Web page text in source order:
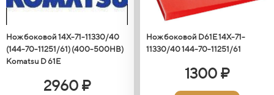
Нож боковой 14X-71-11330/40
(144-70-11251/61) (400-500HB)
Кomatsu D 61E
2960 ₽
Нож боковой D61E 14Х-71-
11330/40 144-70-11251/61
1300 ₽